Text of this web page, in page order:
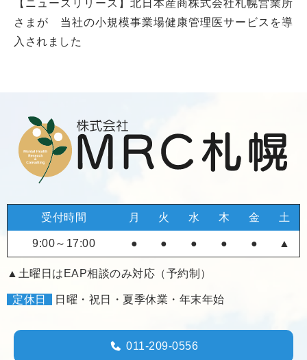
【ニュースリリース】北日本産商株式会社札幌営業所
さまが 当社の小規模事業場健康管理医サービスを導
入されました
受付時間 月 火 水 木 金 土
9:00～17:00 ● ● ● ● ● ▲
▲土曜日はEAP相談のみ対応（予約制）
定休日 日曜・祝日・夏季休業・年末年始
011-209-0556